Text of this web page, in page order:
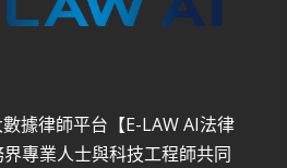
據律師平台【E-LAW AI法律
專業人士與科技工程師共同